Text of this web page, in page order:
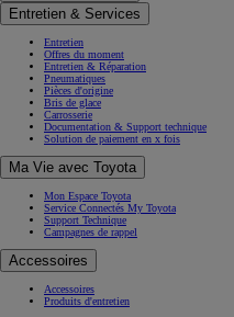
Entretien & Services
Entretien
Offres du moment
Entretien & Réparation
Pneumatiques
Pièces d'origine
Bris de glace
Carrosserie
Documentation & Support technique
Solution de paiement en x fois
Ma Vie avec Toyota
Mon Espace Toyota
Service Connectés My Toyota
Support Technique
Campagnes de rappel
Accessoires
Accessoires
Produits d'entretien